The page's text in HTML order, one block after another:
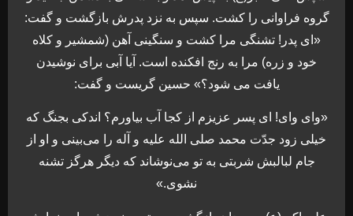
گروه فراوانی را کشت. سپس به نزد پدرش بازگشت و گفت:
«ای پدر! تشنگی مرا کشت و سنگینی آهن (شمشیر و کلاه
خود و زره) مرا به رنج افکنده است. آیا آبی برای نوشیدن
یافت می شود؟» حسین گریست و گفت:
«وای وای! ای پسر عزیزم از کجا آب بیاورم؟ اندکی بجنگ که
خیلی زود جدّت محمد صلی الله علیه و آله را می‌بینی و او از
جام لبالبش شربتی به تو می‌نوشاند که دیگر هرگز تشنه
نشوی.»